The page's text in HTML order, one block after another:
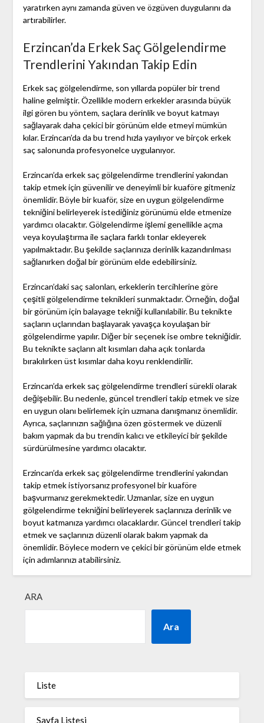
yaratırken aynı zamanda güven ve özgüven duygularını da
artırabilirler.
Erzincan’da Erkek Saç Gölgelendirme
Trendlerini Yakından Takip Edin
Erkek saç gölgelendirme, son yıllarda popüler bir trend
haline gelmiştir. Özellikle modern erkekler arasında büyük
ilgi gören bu yöntem, saçlara derinlik ve boyut katmayı
sağlayarak daha çekici bir görünüm elde etmeyi mümkün
kılar. Erzincan’da da bu trend hızla yayılıyor ve birçok erkek
saç salonunda profesyonelce uygulanıyor.
Erzincan’da erkek saç gölgelendirme trendlerini yakından
takip etmek için güvenilir ve deneyimli bir kuaföre gitmeniz
önemlidir. Böyle bir kuaför, size en uygun gölgelendirme
tekniğini belirleyerek istediğiniz görünümü elde etmenize
yardımcı olacaktır. Gölgelendirme işlemi genellikle açma
veya koyulaştırma ile saçlara farklı tonlar ekleyerek
yapılmaktadır. Bu şekilde saçlarınıza derinlik kazandırılması
sağlanırken doğal bir görünüm elde edebilirsiniz.
Erzincan’daki saç salonları, erkeklerin tercihlerine göre
çeşitli gölgelendirme teknikleri sunmaktadır. Örneğin, doğal
bir görünüm için balayage tekniği kullanılabilir. Bu teknikte
saçların uçlarından başlayarak yavaşça koyulaşan bir
gölgelendirme yapılır. Diğer bir seçenek ise ombre tekniğidir.
Bu teknikte saçların alt kısımları daha açık tonlarda
bırakılırken üst kısımlar daha koyu renklendirilir.
Erzincan’da erkek saç gölgelendirme trendleri sürekli olarak
değişebilir. Bu nedenle, güncel trendleri takip etmek ve size
en uygun olanı belirlemek için uzmana danışmanız önemlidir.
Ayrıca, saçlarınızın sağlığına özen göstermek ve düzenli
bakım yapmak da bu trendin kalıcı ve etkileyici bir şekilde
sürdürülmesine yardımcı olacaktır.
Erzincan’da erkek saç gölgelendirme trendlerini yakından
takip etmek istiyorsanız profesyonel bir kuaföre
başvurmanız gerekmektedir. Uzmanlar, size en uygun
gölgelendirme tekniğini belirleyerek saçlarınıza derinlik ve
boyut katmanıza yardımcı olacaklardır. Güncel trendleri takip
etmek ve saçlarınızı düzenli olarak bakım yapmak da
önemlidir. Böylece modern ve çekici bir görünüm elde etmek
için adımlarınızı atabilirsiniz.
ARA
Ara
Liste
Sayfa Listesi